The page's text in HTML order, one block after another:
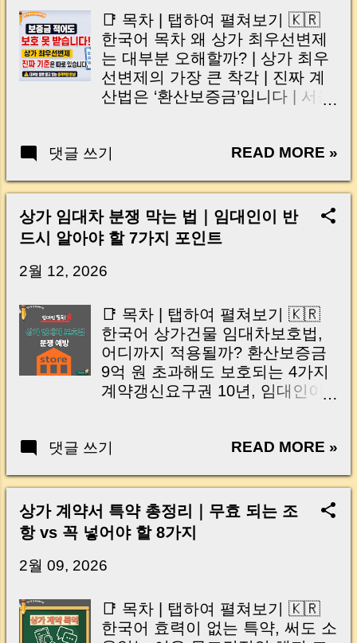
이는 가장 긴장되는 순간 입니다. 실제로 제가
중개 현장에서 겪었던 일입니다. 금요일 오후 3
시, 이체 한도에 막혀 송금이 멈췄고 그 자리에
서 계약이 무산될 뻔한 아찔한 상황이 있었습니
다. 또 어떤 분은 이렇게 말씀하십니다. “내 대출
인데 왜 내 통장으로 안 들어오죠?” “매도인이 대
사실은 ‘구조’를 몰라서 생기는 걱정입니다. 그래
서 오늘은 잔금일에 실제로 돈이 어떻게 움직이
는지, 왜 사고가 나는지, 그리고 무엇을 꼭 준비
드리겠습니다. 이 글 하나만 제대로 이해하시면,
잔금일이 더 이상 두려운 날이 아니라 “내 집을
Introduction (Tap to expand) Have you ever
📑 목차 | 탭하여 펼쳐보기 🇰🇷
한국어 목차 왜 상가 최우선변제
는 대부분 오해할까? | 상가 최우
선변제의 가장 큰 착각 | 진짜 계
산법은 ‘환산보증금’입니다 | 서울
자주 묻는 질문 Q&A | 마무리 정
Open Why Most Commercial
Tenants Misunderstand Priority
Repayment | The Biggest
Misconception About Small
Deposit Protection | The Real
Amount | Why Most Seoul
Commercial Leases Still Fail | 5
Things You Must Check Before
Signing | Frequently Asked
Questions | Final Summary 안녕
하세요, 머니로그입니다 🐝 최근
랐던 일이 있었습니다. 같이 거래
를 진행하던 공동중개 소장님께
서도 ‘상가 최우선변제’를 잘못 이
분은 인터넷에 떠도는 오래된 표
나 잘못 정리된 정보 때문에 지금
고 있습니다. 심지어 실무를 오래
산법이 서로 다르게 알려져 있는
경우가 정말 많습니다. 많은 분들
댓글 쓰기 READ MORE »
상가 임대차 분쟁 막는 법｜임대인이 반
드시 알아야 할 7가지 포인트
2월 12, 2026
📑 목차 | 탭하여 펼쳐보기 🇰🇷
한국어 상가건물 임대차보호법,
어디까지 적용될까? 환산보증금
9억 원 초과해도 보호되는 4가지
계약갱신요구권 10년, 임대인이
기 차임 연체, 언제 바로 해지할
약과 제도 활용법 임대인이 반드
시 알아야 할 주의사항 정리 🇺🇸
English Tap to open English
Scope of the Commercial Lease
Protection Act Four Rights
Deposit Threshold 10-Year Lease
Renewal Right Explained Key
Period for Premium (Goodwill)
댓글 쓰기 READ MORE »
상가 계약서 특약 총정리｜무효 되는 조
항 vs 꼭 넣어야 할 8가지
2월 09, 2026
📑 목차 | 탭하여 펼쳐보기 🇰🇷
한국어 효력이 없는 특약, 써도 소